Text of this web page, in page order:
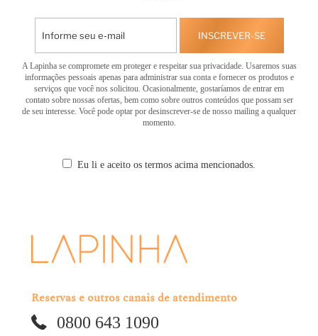
INSCREVER-SE
A Lapinha se compromete em proteger e respeitar sua privacidade. Usaremos suas
informações pessoais apenas para administrar sua conta e fornecer os produtos e
serviços que você nos solicitou. Ocasionalmente, gostaríamos de entrar em
contato sobre nossas ofertas, bem como sobre outros conteúdos que possam ser
de seu interesse. Você pode optar por desinscrever-se de nosso mailing a qualquer
momento.
Eu li e aceito os termos acima mencionados.
Reservas e outros canais de atendimento
0800 643 1090